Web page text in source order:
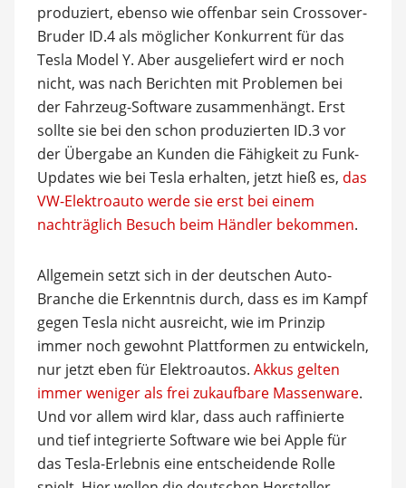
produziert, ebenso wie offenbar sein Crossover-
Bruder ID.4 als möglicher Konkurrent für das
Tesla Model Y. Aber ausgeliefert wird er noch
nicht, was nach Berichten mit Problemen bei
der Fahrzeug-Software zusammenhängt. Erst
sollte sie bei den schon produzierten ID.3 vor
der Übergabe an Kunden die Fähigkeit zu Funk-
Updates wie bei Tesla erhalten, jetzt hieß es, das
VW-Elektroauto werde sie erst bei einem
nachträglich Besuch beim Händler bekommen.
Allgemein setzt sich in der deutschen Auto-
Branche die Erkenntnis durch, dass es im Kampf
gegen Tesla nicht ausreicht, wie im Prinzip
immer noch gewohnt Plattformen zu entwickeln,
nur jetzt eben für Elektroautos. Akkus gelten
immer weniger als frei zukaufbare Massenware.
Und vor allem wird klar, dass auch raffinierte
und tief integrierte Software wie bei Apple für
das Tesla-Erlebnis eine entscheidende Rolle